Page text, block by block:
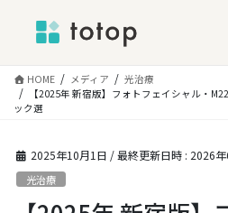
HOME メディア
光治療
【2025年 新宿版】フォトフェイシャル・
ック選
2025年10月1日 / 最終更新日時 : 2026
光治療